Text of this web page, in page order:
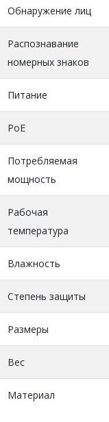
Обнаружение лиц
Распознавание
номерных знаков
Питание
PoE
Потребляемая
мощность
Рабочая
температура
Влажность
Степень защиты
Размеры
Вес
Материал